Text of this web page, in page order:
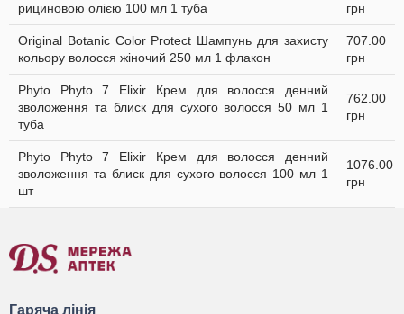
рициновою олією 100 мл 1 туба
грн
Original Botanic Color Protect Шампунь для захисту
кольору волосся жіночий 250 мл 1 флакон
707.00
грн
Phyto Phyto 7 Elixir Крем для волосся денний
зволоження та блиск для сухого волосся 50 мл 1
туба
762.00
грн
Phyto Phyto 7 Elixir Крем для волосся денний
зволоження та блиск для сухого волосся 100 мл 1
шт
1076.00
грн
Гаряча лінія